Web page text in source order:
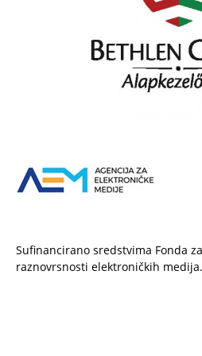
Sufinancirano sredstvima Fonda
raznovrsnosti elektroničkih medija.